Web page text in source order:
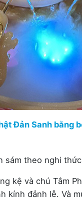
Đản Sanh bằng
theo nghi thức
kệ và chú Tắm
kính đảnh lễ. Và